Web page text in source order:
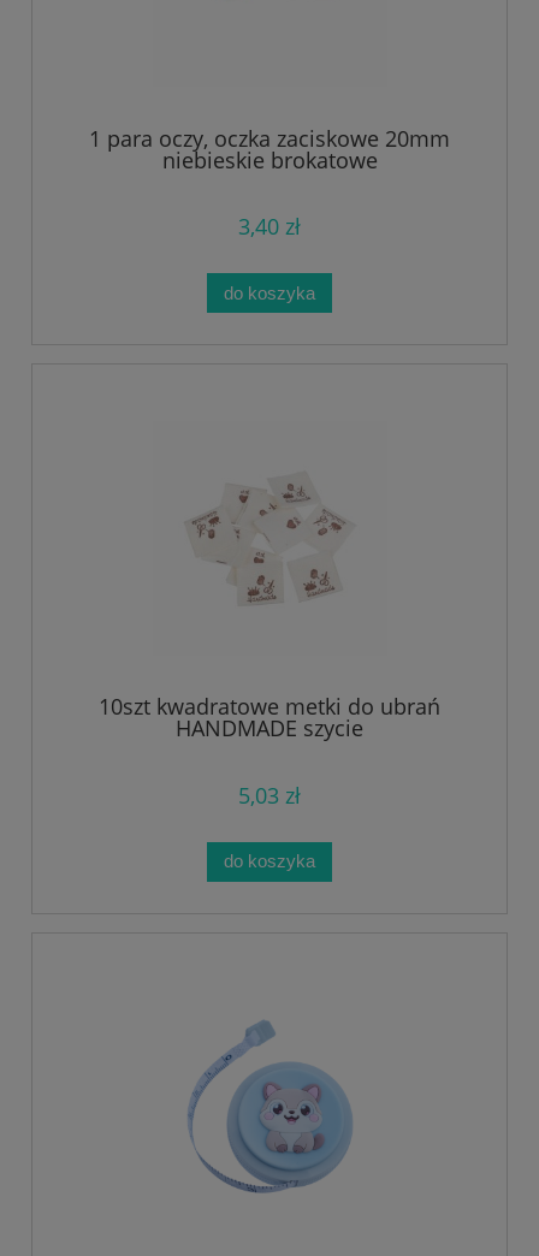
1 para oczy, oczka zaciskowe 20mm
niebieskie brokatowe
3,40 zł
do koszyka
10szt kwadratowe metki do ubrań
HANDMADE szycie
5,03 zł
do koszyka